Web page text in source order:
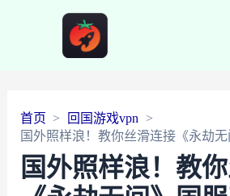
首页
回国游戏vpn
国外照样浪！教你丝滑连接《永劫
国外照样浪！教